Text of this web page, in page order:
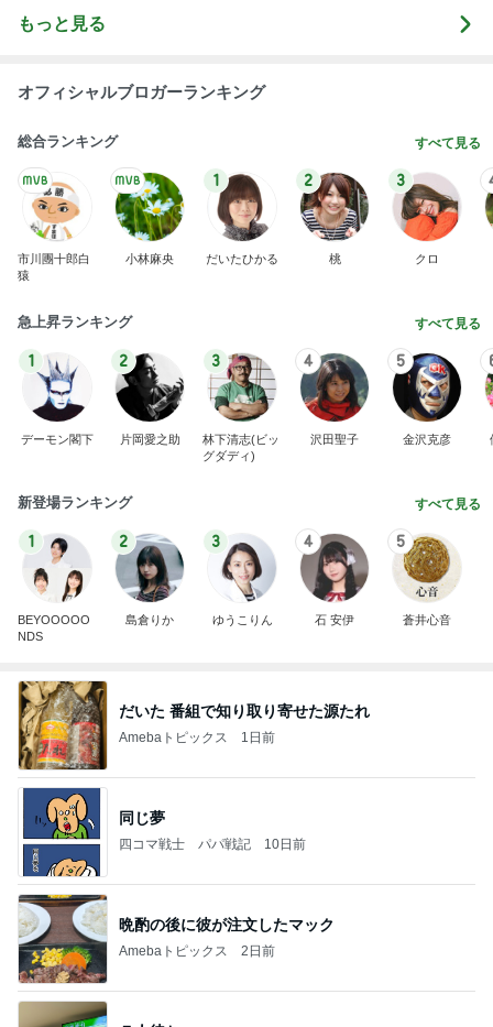
もっと見る
オフィシャルブロガーランキング
総合ランキング すべて見る
市川團十郎白
猿
小林麻央
1
だいたひかる
2
桃
3
クロ
急上昇ランキング すべて見る
1
デーモン閣下
2
片岡愛之助
3
林下清志(ビッ
グダディ)
4
沢田聖子
5
金沢克彦
新登場ランキング すべて見る
1
BEYOOOOO
NDS
2
島倉りか
3
ゆうこりん
4
石 安伊
5
蒼井心音
だいた 番組で知り取り寄せた源たれ
Amebaトピックス 1日前
同じ夢
四コマ戦士 パパ戦記 10日前
晩酌の後に彼が注文したマック
Amebaトピックス 2日前